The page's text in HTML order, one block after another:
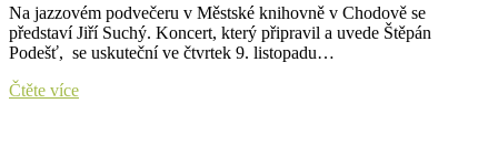
Na jazzovém podvečeru v Městské knihovně v Chodově se
představí Jiří Suchý. Koncert, který připravil a uvede Štěpán
Podešť, se uskuteční ve čtvrtek 9. listopadu…
Čtěte víceNa